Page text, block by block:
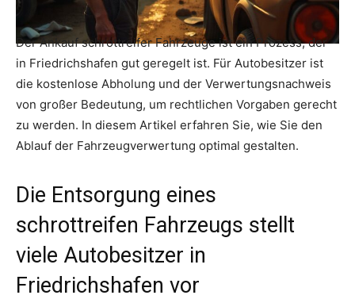
Der Ankauf schrottreifer Fahrzeuge ist ein Prozess, der
in Friedrichshafen gut geregelt ist. Für Autobesitzer ist
die kostenlose Abholung und der Verwertungsnachweis
von großer Bedeutung, um rechtlichen Vorgaben gerecht
zu werden. In diesem Artikel erfahren Sie, wie Sie den
Ablauf der Fahrzeugverwertung optimal gestalten.
Die Entsorgung eines
schrottreifen Fahrzeugs stellt
viele Autobesitzer in
Friedrichshafen vor